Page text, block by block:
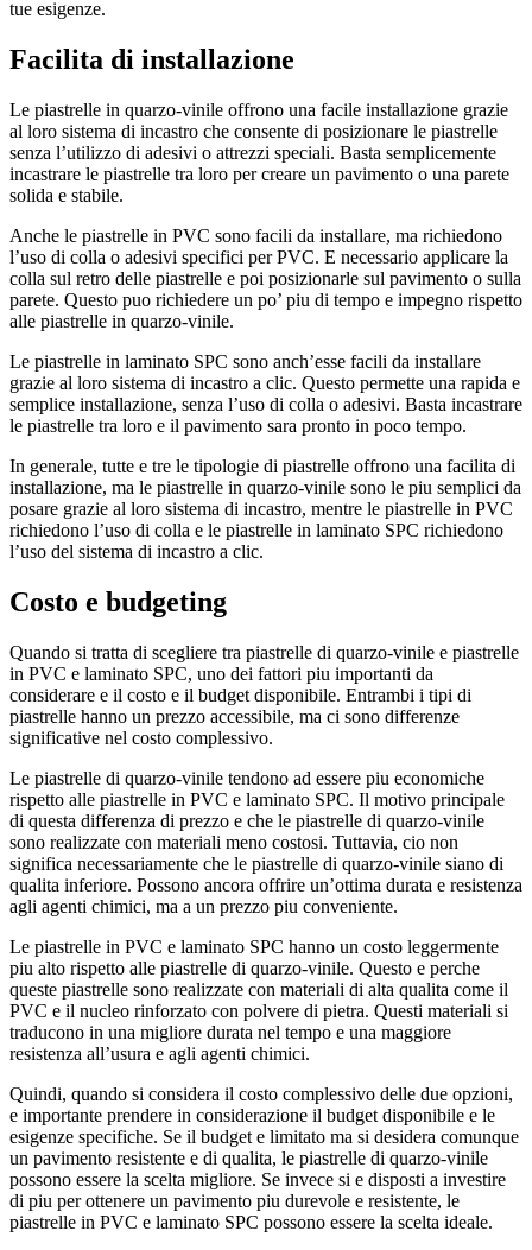
tue esigenze.
Facilita di installazione
Le piastrelle in quarzo-vinile offrono una facile installazione grazie
al loro sistema di incastro che consente di posizionare le piastrelle
senza l’utilizzo di adesivi o attrezzi speciali. Basta semplicemente
incastrare le piastrelle tra loro per creare un pavimento o una parete
solida e stabile.
Anche le piastrelle in PVC sono facili da installare, ma richiedono
l’uso di colla o adesivi specifici per PVC. E necessario applicare la
colla sul retro delle piastrelle e poi posizionarle sul pavimento o sulla
parete. Questo puo richiedere un po’ piu di tempo e impegno rispetto
alle piastrelle in quarzo-vinile.
Le piastrelle in laminato SPC sono anch’esse facili da installare
grazie al loro sistema di incastro a clic. Questo permette una rapida e
semplice installazione, senza l’uso di colla o adesivi. Basta incastrare
le piastrelle tra loro e il pavimento sara pronto in poco tempo.
In generale, tutte e tre le tipologie di piastrelle offrono una facilita di
installazione, ma le piastrelle in quarzo-vinile sono le piu semplici da
posare grazie al loro sistema di incastro, mentre le piastrelle in PVC
richiedono l’uso di colla e le piastrelle in laminato SPC richiedono
l’uso del sistema di incastro a clic.
Costo e budgeting
Quando si tratta di scegliere tra piastrelle di quarzo-vinile e piastrelle
in PVC e laminato SPC, uno dei fattori piu importanti da
considerare e il costo e il budget disponibile. Entrambi i tipi di
piastrelle hanno un prezzo accessibile, ma ci sono differenze
significative nel costo complessivo.
Le piastrelle di quarzo-vinile tendono ad essere piu economiche
rispetto alle piastrelle in PVC e laminato SPC. Il motivo principale
di questa differenza di prezzo e che le piastrelle di quarzo-vinile
sono realizzate con materiali meno costosi. Tuttavia, cio non
significa necessariamente che le piastrelle di quarzo-vinile siano di
qualita inferiore. Possono ancora offrire un’ottima durata e resistenza
agli agenti chimici, ma a un prezzo piu conveniente.
Le piastrelle in PVC e laminato SPC hanno un costo leggermente
piu alto rispetto alle piastrelle di quarzo-vinile. Questo e perche
queste piastrelle sono realizzate con materiali di alta qualita come il
PVC e il nucleo rinforzato con polvere di pietra. Questi materiali si
traducono in una migliore durata nel tempo e una maggiore
resistenza all’usura e agli agenti chimici.
Quindi, quando si considera il costo complessivo delle due opzioni,
e importante prendere in considerazione il budget disponibile e le
esigenze specifiche. Se il budget e limitato ma si desidera comunque
un pavimento resistente e di qualita, le piastrelle di quarzo-vinile
possono essere la scelta migliore. Se invece si e disposti a investire
di piu per ottenere un pavimento piu durevole e resistente, le
piastrelle in PVC e laminato SPC possono essere la scelta ideale.